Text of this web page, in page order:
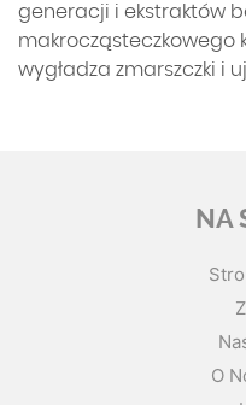
generacji i ekstraktów
makrocząsteczkowego
wygładza zmarszczki i
NA
O